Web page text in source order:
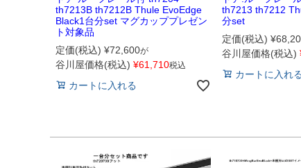
th7213B th7212B Thule EvoEdge
Black1台分set マグカッププレゼン
ト対象品
定価(税込) ¥72,600が
谷川屋価格(税込) ¥61,710税込
カートに入れる
th7213 th7212
分set
定価(税込) ¥
谷川屋価格(税込)
カートに入れる